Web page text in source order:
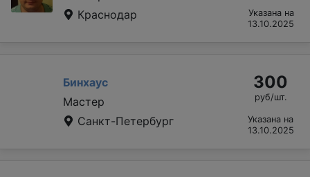
Краснодар
Указана на
13.10.2025
Бинхаус
Мастер
Санкт-Петербург
300
руб/шт.
Указана на
13.10.2025